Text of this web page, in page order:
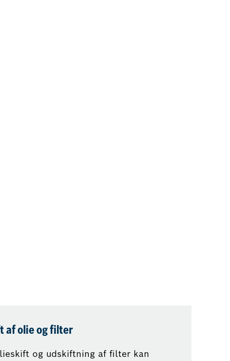
af olie og filter
og udskiftning af filter kan